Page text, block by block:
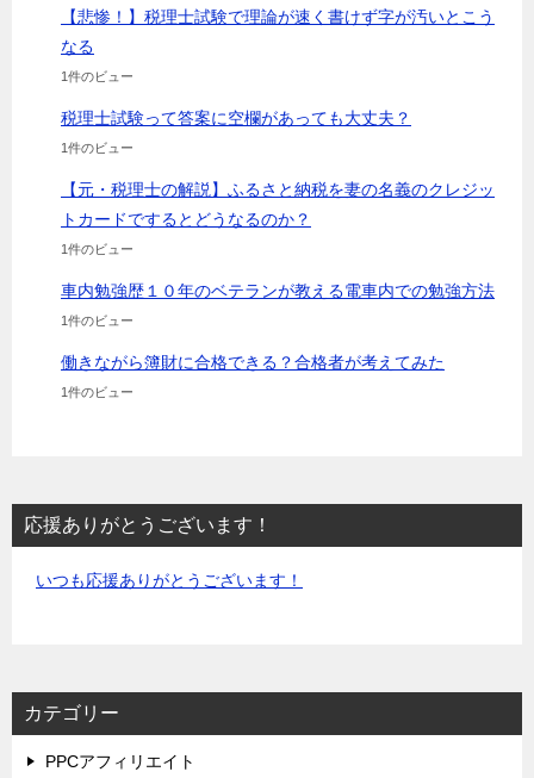
【悲惨！】税理士試験で理論が速く書けず字が汚いとこう
なる
1件のビュー
税理士試験って答案に空欄があっても大丈夫？
1件のビュー
【元・税理士の解説】ふるさと納税を妻の名義のクレジッ
トカードでするとどうなるのか？
1件のビュー
車内勉強歴１０年のベテランが教える電車内での勉強方法
1件のビュー
働きながら簿財に合格できる？合格者が考えてみた
1件のビュー
応援ありがとうございます！
いつも応援ありがとうございます！
カテゴリー
PPCアフィリエイト